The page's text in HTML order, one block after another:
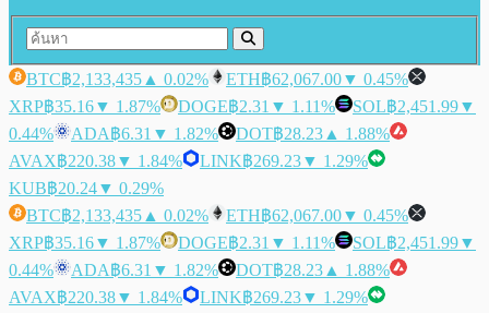
BTC฿2,133,435 ▲ 0.02% ETH฿62,067.00▼ 0.45%
XRP฿35.16▼ 1.87% DOGE฿2.31 ▼ 1.11% SOL฿2,451.99▼
0.44%
ADA฿6.31 ▼ 1.82% DOT฿28.23 ▲ 1.88%
AVAX฿220.38▼ 1.84% LINK฿269.23▼ 1.29%
KUB฿20.24▼ 0.29%
BTC฿2,133,435 ▲ 0.02% ETH฿62,067.00▼ 0.45%
XRP฿35.16▼ 1.87% DOGE฿2.31 ▼ 1.11% SOL฿2,451.99▼
0.44%
ADA฿6.31 ▼ 1.82% DOT฿28.23 ▲ 1.88%
AVAX฿220.38▼ 1.84% LINK฿269.23▼ 1.29%